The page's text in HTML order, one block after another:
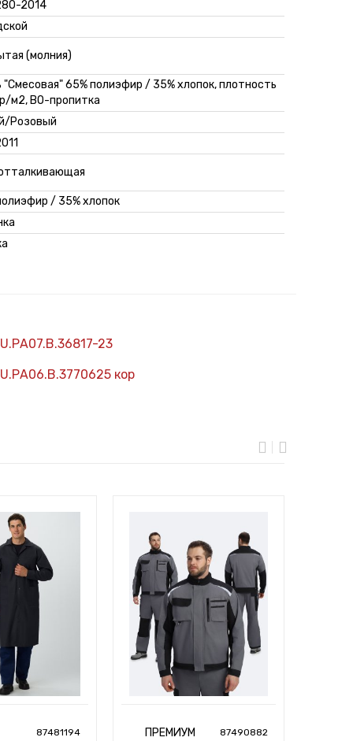
2014
(молния)
"Смесовая" 65% полиэфир / 35% хлопок, плотность
м2, ВО-пропитка
Розовый
/ 35% хлопок
23
кор
87481194 ПРЕМИУМ 87490882